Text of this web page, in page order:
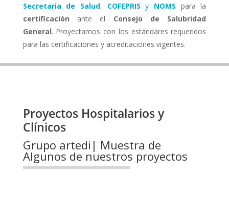
Secretaria de Salud, COFEPRIS y NOMS para la
certificación ante el Consejo de Salubridad
General. Proyectamos con los estándares requeridos
para las certificaciones y acreditaciones vigentes.
Proyectos Hospitalarios y
Clínicos
Grupo artedi| Muestra de
Algunos de nuestros proyectos